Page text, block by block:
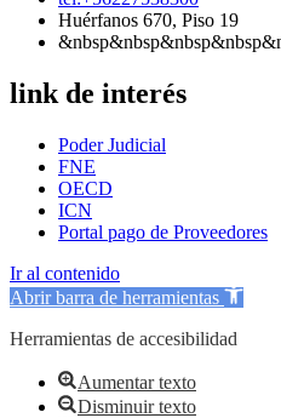
Huérfanos 670, Piso 19
link de interés
Poder Judicial
FNE
OECD
ICN
Portal pago de Proveedores
Ir al contenido
Abrir barra de herramientas
Herramientas de accesibilidad
Aumentar texto
Disminuir texto